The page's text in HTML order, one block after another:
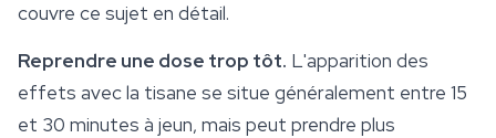
couvre ce sujet en détail.
Reprendre une dose trop tôt. L'apparition des
effets avec la tisane se situe généralement entre 15
et 30 minutes à jeun, mais peut prendre plus